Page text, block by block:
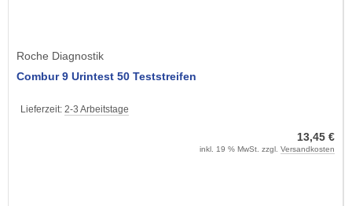
Roche Diagnostik
Combur 9 Urintest 50 Teststreifen
Lieferzeit: 2-3 Arbeitstage
13,45 €
inkl. 19 % MwSt. zzgl. Versandkosten